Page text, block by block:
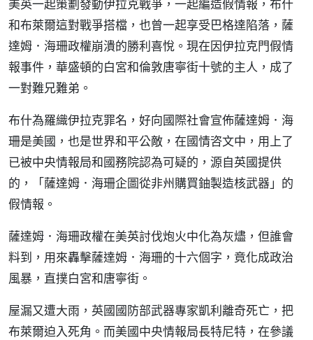
美英一起策劃發動伊拉克戰爭，一起編造假情報，布什
和布萊爾這對戰爭搭檔，也曾一起享受巴格達陷落，薩
達姆．海珊政權崩潰的勝利喜悅。現在因伊拉克門假情
報事件，華盛頓的白宮和倫敦唐寧街十號的主人，成了
一對難兄難弟。
布什為羅織伊拉克罪名，好向國際社會宣佈薩達姆．海
珊是美國，也是世界和平公敵，在國情咨文中，用上了
已被中央情報局和國務院認為可疑的，源自英國提供
的，「薩達姆．海珊企圖從非州購買鈾製造核武器」的
假情報。
薩達姆．海珊政權在美英討伐炮火中化為灰燼，但誰會
料到，用來轟擊薩達姆．海珊的十六個字，竟化成政治
風暴，直撲白宮和唐寧街。
屋漏又遭大雨，英國國防部武器專家凱利離奇死亡，把
布萊爾迫入死角。而美國中央情報局長特尼特，在參議